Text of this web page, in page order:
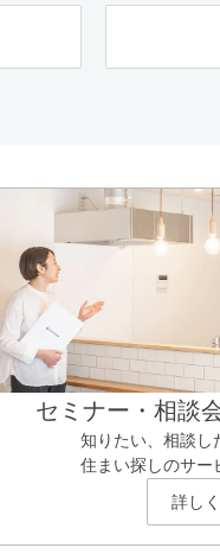
セミナー・相談
知りたい、相談し
住まい探しのサー
詳し